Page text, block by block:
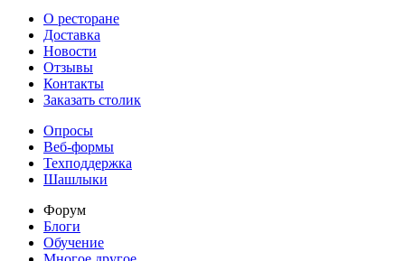
О ресторане
Доставка
Новости
Отзывы
Контакты
Заказать столик
Опросы
Веб-формы
Техподдержка
Шашлыки
Форум
Блоги
Обучение